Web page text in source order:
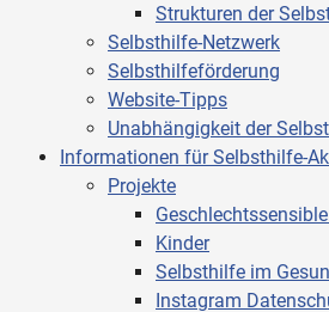
Strukturen der
Selbsthilfe-Netzwerk
Selbsthilfeförderung
Website-Tipps
Unabhängigkeit der
Informationen für Selbsthilfe-
Projekte
Kinder
Selbsthilfe im
Instagram